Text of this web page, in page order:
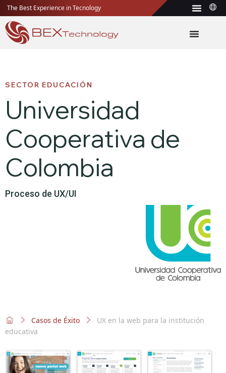
The Best Experience in Tecnology
SECTOR EDUCACIÓN
Universidad
Cooperativa de
Colombia
Proceso de UX/UI
Casos de Éxito
UX en la web para la institución
educativa